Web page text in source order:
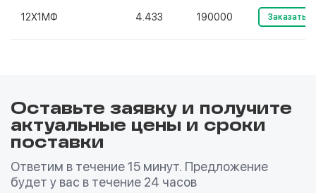
12Х1МФ 4.433 190000 Заказать
Оставьте заявку и получите
актуальные цены и сроки
поставки
Ответим в течение 15 минут. Предложение
будет у вас в течение 24 часов